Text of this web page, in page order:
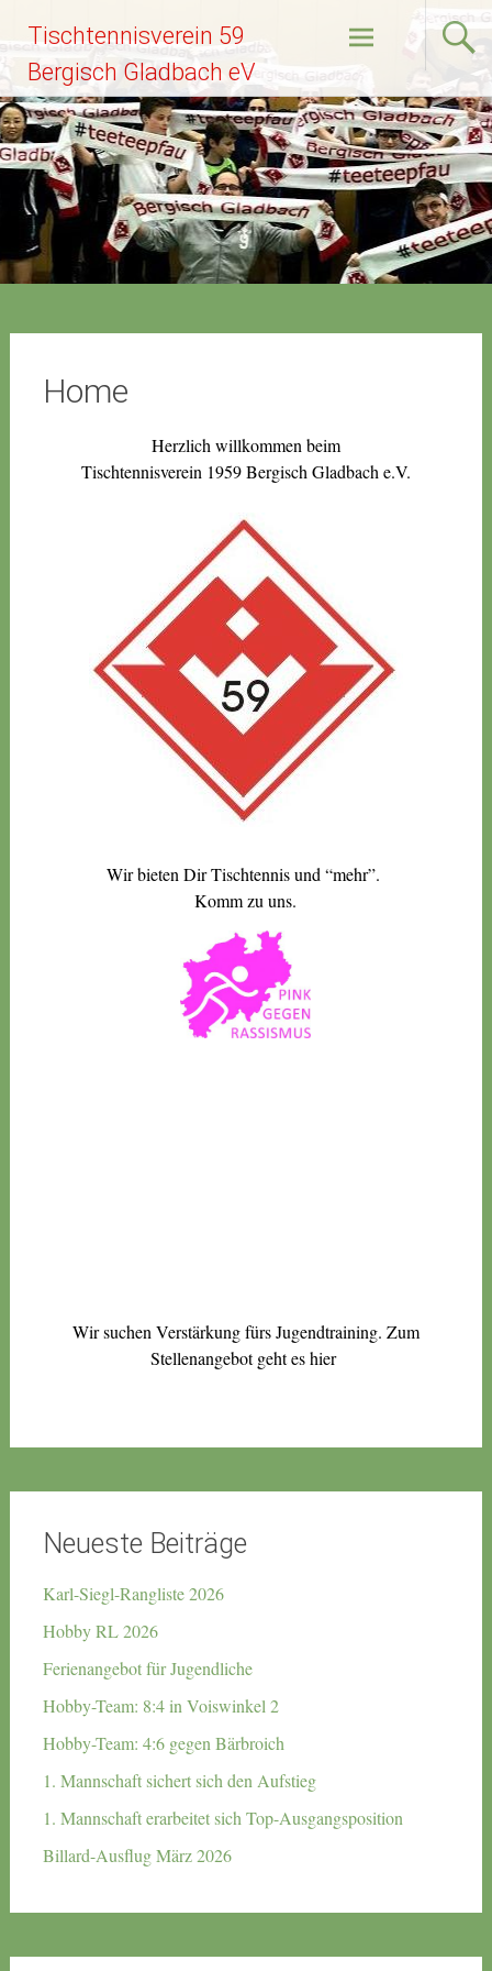
springen
Tischtennisverein 59
Bergisch Gladbach eV
Home
Herzlich willkommen beim
Tischtennisverein 1959 Bergisch Gladbach e.V.
Wir bieten Dir Tischtennis und “mehr”.
Komm zu uns.
Wir suchen Verstärkung fürs Jugendtraining. Zum
Stellenangebot geht eshier
Neueste Beiträge
Karl-Siegl-Rangliste 2026
Hobby RL 2026
Ferienangebot für Jugendliche
Hobby-Team: 8:4 in Voiswinkel 2
Hobby-Team: 4:6 gegen Bärbroich
1. Mannschaft sichert sich den Aufstieg
1. Mannschaft erarbeitet sich Top-Ausgangsposition
Billard-Ausflug März 2026